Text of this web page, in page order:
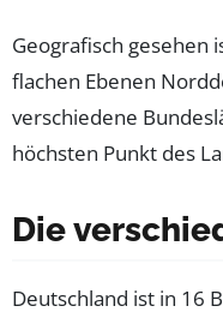
Geografisch gesehen
flachen Ebenen
verschiedene
höchsten Punkt des
Die
Deutschland ist in 16